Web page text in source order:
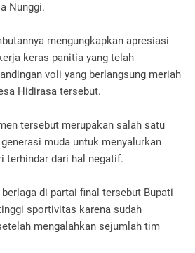
Nunggi.
mengungkapkan apresiasi
keras panitia yang telah
voli yang berlangsung meriah
Hidirasa tersebut.
tersebut merupakan salah satu
muda untuk menyalurkan
terhindar dari hal negatif.
di partai final tersebut Bupati
sportivitas karena sudah
mengalahkan sejumlah tim